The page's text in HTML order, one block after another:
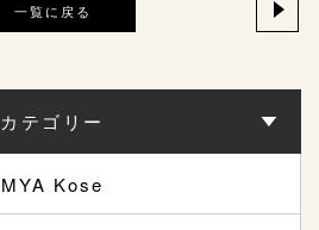
一覧に戻る
カテゴリー
MYA Kose